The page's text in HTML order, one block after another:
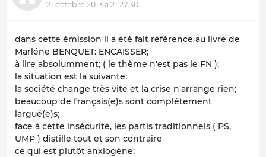
21 octobre 2013 à 21:27:30
dans cette émission il a été fait référence au livre de
Marléne BENQUET: ENCAISSER;
à lire absolumment; ( le thème n'est pas le FN );
la situation est la suivante:
la société change très vite et la crise n'arrange rien;
beaucoup de français(e)s sont complétement
largué(e)s;
face à cette insécurité, les partis traditionnels ( PS,
UMP ) distille tout et son contraire
ce qui est plutôt anxiogène;